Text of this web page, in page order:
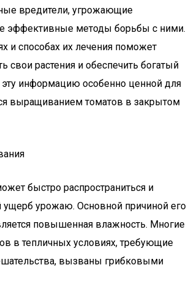
вредители, угрожающие
эффективные методы борьбы с ними.
и способах их лечения поможет
свои растения и обеспечить богатый
эту информацию особенно ценной для
выращиванием томатов в закрытом
быстро распространиться и
ущерб урожаю. Основной причиной его
повышенная влажность. Многие
в тепличных условиях, требующие
вызваны грибковыми